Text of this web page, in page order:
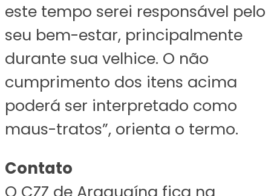
este tempo serei responsável pelo
seu bem-estar, principalmente
durante sua velhice. O não
cumprimento dos itens acima
poderá ser interpretado como
maus-tratos”, orienta o termo.
Contato
O CZZ de Araguaína fica na